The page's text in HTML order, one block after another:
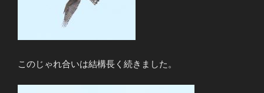
このじゃれ合いは結構長く続きました。